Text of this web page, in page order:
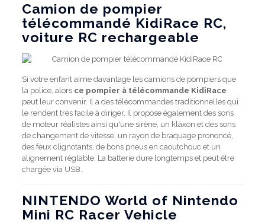
Camion de pompier
télécommandé KidiRace RC,
voiture RC rechargeable
Si votre enfant aime davantage les camions de pompiers que
la police, alors ce pompier à télécommande KidiRace
peut leur convenir. Il a des télécommandes traditionnelles qui
le rendent très facile à diriger. Il propose également des sons
de moteur réalistes ainsi qu'une sirène, un klaxon et des sons
de changement de vitesse, un rayon de braquage prononcé,
des feux clignotants, de bons pneus en caoutchouc et un
alignement réglable. La batterie dure longtemps et peut être
chargée via USB.
NINTENDO World of Nintendo
Mini RC Racer Vehicle